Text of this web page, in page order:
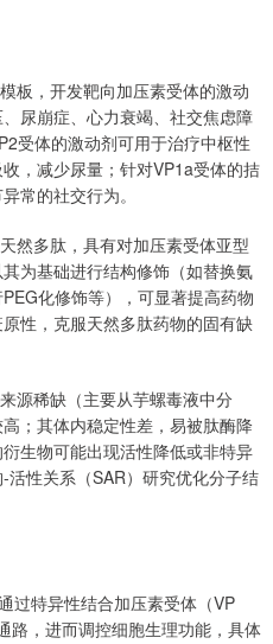
板，开发靶向加压素受体的激动
尿崩症、心力衰竭、社交焦虑障
受体的激动剂可用于治疗中枢性
，减少尿量；针对VP1a受体的拮
常的社交行为。
然多肽，具有对加压素受体亚型
为基础进行结构修饰（如替换氨
化修饰等），可显著提高药物
性，克服天然多肽药物的固有缺
源稀缺（主要从芋螺毒液中分
；其体内稳定性差，易被肽酶降
生物可能出现活性降低或非特异
性关系（SAR）研究优化分子结
过特异性结合加压素受体（VP
路，进而调控细胞生理功能，具体